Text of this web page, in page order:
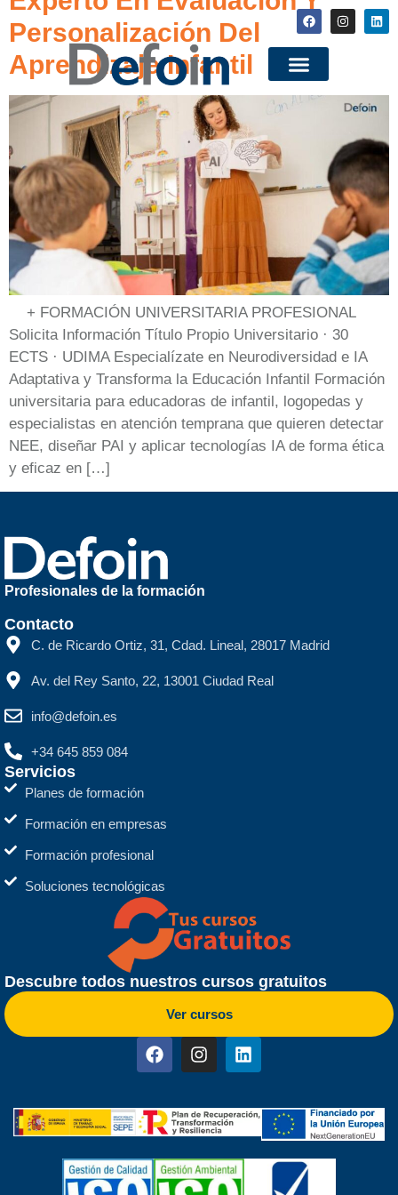
Personalización Del
Aprendizaje Infantil
+ FORMACIÓN UNIVERSITARIA PROFESIONAL
Solicita Información Título Propio Universitario · 30
ECTS · UDIMA Especialízate en Neurodiversidad e IA
Adaptativa y Transforma la Educación Infantil Formación
universitaria para educadoras de infantil, logopedas y
especialistas en atención temprana que quieren detectar
NEE, diseñar PAI y aplicar tecnologías IA de forma ética
y eficaz en […]
Profesionales de la formación
Contacto
C. de Ricardo Ortiz, 31, Cdad. Lineal, 28017 Madrid
Av. del Rey Santo, 22, 13001 Ciudad Real
info@defoin.es
+34 645 859 084
Servicios
Planes de formación
Formación en empresas
Formación profesional
Soluciones tecnológicas
Descubre todos nuestros cursos gratuitos
Ver cursos